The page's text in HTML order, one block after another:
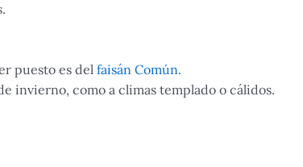
puesto es del faisán Común.
invierno, como a climas templado o cálidos.